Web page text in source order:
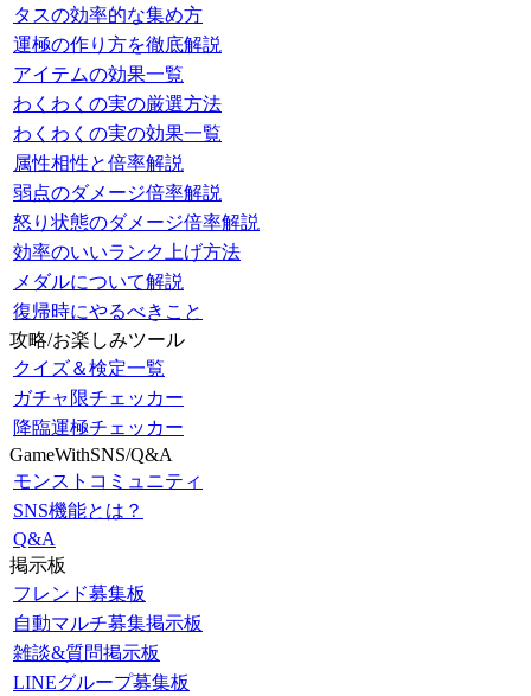
タスの効率的な集め方
運極の作り方を徹底解説
アイテムの効果一覧
わくわくの実の厳選方法
わくわくの実の効果一覧
属性相性と倍率解説
弱点のダメージ倍率解説
怒り状態のダメージ倍率解説
効率のいいランク上げ方法
メダルについて解説
復帰時にやるべきこと
攻略/お楽しみツール
クイズ＆検定一覧
ガチャ限チェッカー
降臨運極チェッカー
GameWithSNS/Q&A
モンストコミュニティ
SNS機能とは？
Q&A
掲示板
フレンド募集板
自動マルチ募集掲示板
雑談&質問掲示板
LINEグループ募集板